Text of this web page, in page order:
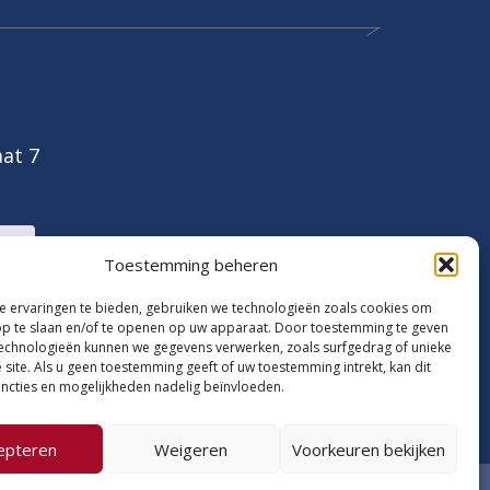
Toestemming beheren
ervaringen te bieden, gebruiken we technologieën zoals cookies om
te slaan en/of te openen op uw apparaat. Door toestemming te geven
kunnen we gegevens verwerken, zoals surfgedrag of unieke
site. Als u geen toestemming geeft of uw toestemming intrekt, kan dit
en mogelijkheden nadelig beïnvloeden.
Weigeren Voorkeuren bekijken
7